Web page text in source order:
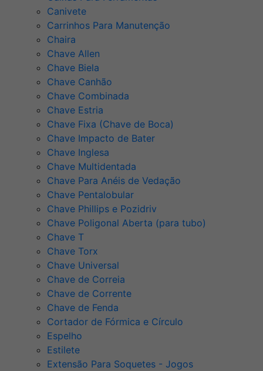
Canivete
Carrinhos Para Manutenção
Chaira
Chave Allen
Chave Biela
Chave Canhão
Chave Combinada
Chave Estria
Chave Fixa (Chave de Boca)
Chave Impacto de Bater
Chave Inglesa
Chave Multidentada
Chave Para Anéis de Vedação
Chave Pentalobular
Chave Phillips e Pozidriv
Chave Poligonal Aberta (para tubo)
Chave T
Chave Torx
Chave Universal
Chave de Correia
Chave de Corrente
Chave de Fenda
Cortador de Fórmica e Círculo
Espelho
Estilete
Extensão Para Soquetes - Jogos